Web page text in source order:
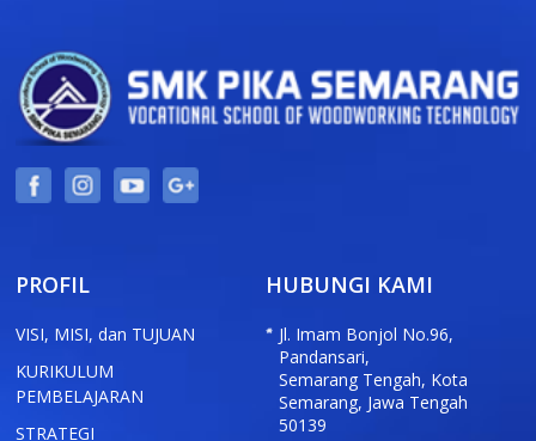
PROFIL
VISI, MISI, dan TUJUAN
KURIKULUM
PEMBELAJARAN
STRATEGI
HUBUNGI KAMI
Jl. Imam Bonjol No.96,
Pandansari,
Semarang Tengah, Kota
Semarang, Jawa Tengah
50139